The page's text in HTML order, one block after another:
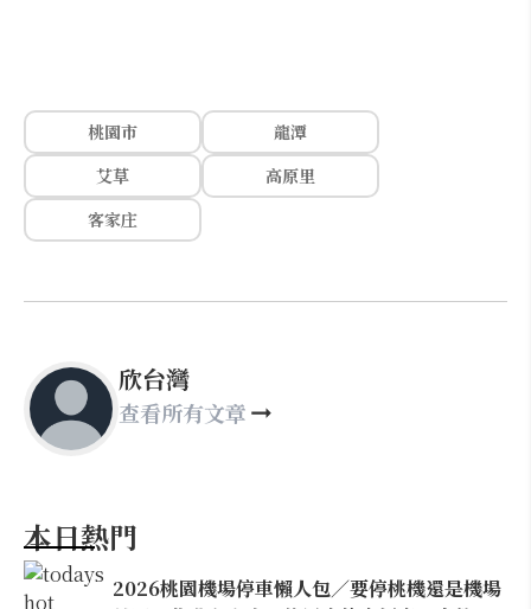
桃園市
龍潭
艾草
高原里
客家庄
欣台灣
查看所有文章
本日熱門
2026桃園機場停車懶人包／要停桃機還是機場